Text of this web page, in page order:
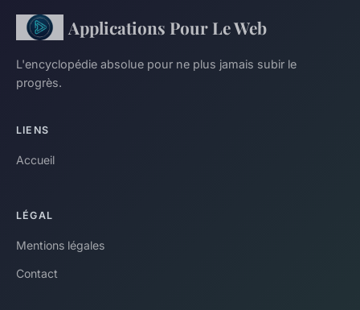
Applications Pour Le Web
L'encyclopédie absolue pour ne plus jamais subir le
progrès.
LIENS
Accueil
LÉGAL
Mentions légales
Contact